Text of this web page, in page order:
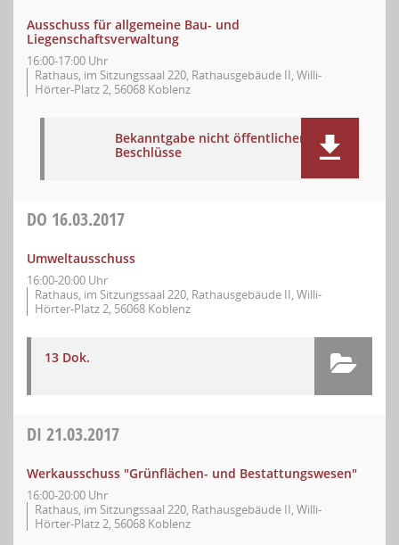
Ausschuss für allgemeine Bau- und
Liegenschaftsverwaltung
16:00-17:00 Uhr
Rathaus, im Sitzungssaal 220, Rathausgebäude II, Willi-
Hörter-Platz 2, 56068 Koblenz
Bekanntgabe nicht öffentlicher
Beschlüsse
DO 16.03.2017
Umweltausschuss
16:00-20:00 Uhr
Rathaus, im Sitzungssaal 220, Rathausgebäude II, Willi-
Hörter-Platz 2, 56068 Koblenz
13 Dok.
DI 21.03.2017
Werkausschuss "Grünflächen- und Bestattungswesen"
16:00-20:00 Uhr
Rathaus, im Sitzungssaal 220, Rathausgebäude II, Willi-
Hörter-Platz 2, 56068 Koblenz